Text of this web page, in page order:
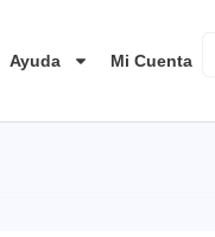
Ayuda Mi Cuenta